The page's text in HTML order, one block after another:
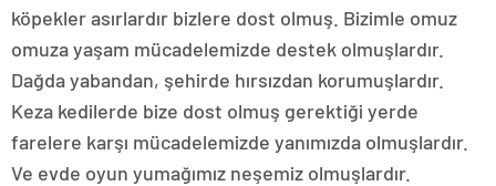
köpekler asırlardır bizlere dost olmuş. Bizimle omuz
omuza yaşam mücadelemizde destek olmuşlardır.
Dağda yabandan, şehirde hırsızdan korumuşlardır.
Keza kedilerde bize dost olmuş gerektiği yerde
farelere karşı mücadelemizde yanımızda olmuşlardır.
Ve evde oyun yumağımız neşemiz olmuşlardır.